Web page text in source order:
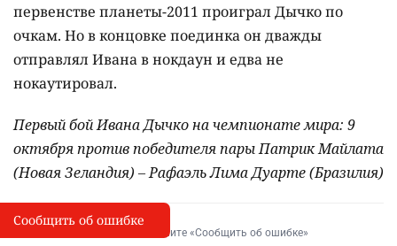
первенстве планеты-2011 проиграл Дычко по
очкам. Но в концовке поединка он дважды
отправлял Ивана в нокдаун и едва не
нокаутировал.
Первый бой Ивана Дычко на чемпионате мира: 9
октября против победителя пары Патрик Майлата
(Новая Зеландия) – Рафаэль Лима Дуарте (Бразилия)
I
Сообщить об опечатке
Выделите фрагмент и нажмите «Сообщить об ошибке»
Сообщить об ошибке